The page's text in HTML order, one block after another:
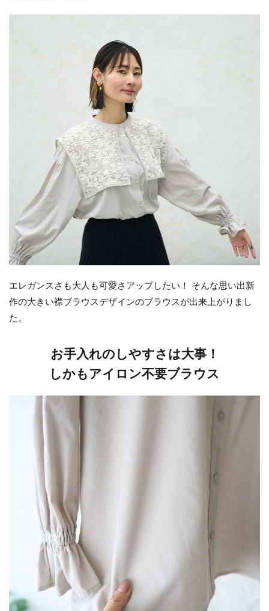
エレガンスさも大人も可愛さアップしたい！ そんな思い出新
作の大きい襟ブラウスデザインのブラウスが出来上がりまし
た。
お手入れのしやすさは大事！
しかもアイロン不要ブラウス